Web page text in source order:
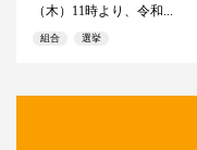
（木）11時より、令和...
組合 選挙